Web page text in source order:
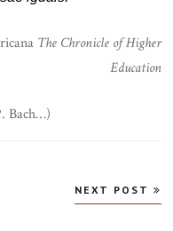
The Chronicle of Higher
Education
Bach…)
NEXT POST